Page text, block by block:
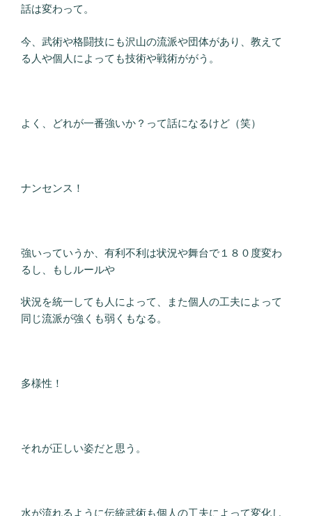
話は変わって。
今、武術や格闘技にも沢山の流派や団体があり、教えて
る人や個人によっても技術や戦術ががう。
よく、どれが一番強いか？って話になるけど（笑）
ナンセンス！
強いっていうか、有利不利は状況や舞台で１８０度変わ
るし、もしルールや
状況を統一しても人によって、また個人の工夫によって
同じ流派が強くも弱くもなる。
多様性！
それが正しい姿だと思う。
水が流れるように伝統武術も個人の工夫によって変化し